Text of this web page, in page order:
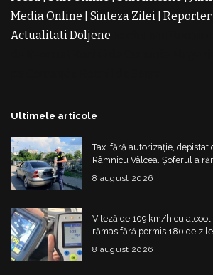
Media Online
Sinteza Zilei Reporter
Actualitati Doljene
Ultimele articole
Taxi fără autorizație, depistat
Râmnicu Vâlcea. Șoferul a
de 6 luni
8 august 2026
Viteză de 109 km/h cu
rămas fără permis 180 de
4.325 de lei
8 august 2026